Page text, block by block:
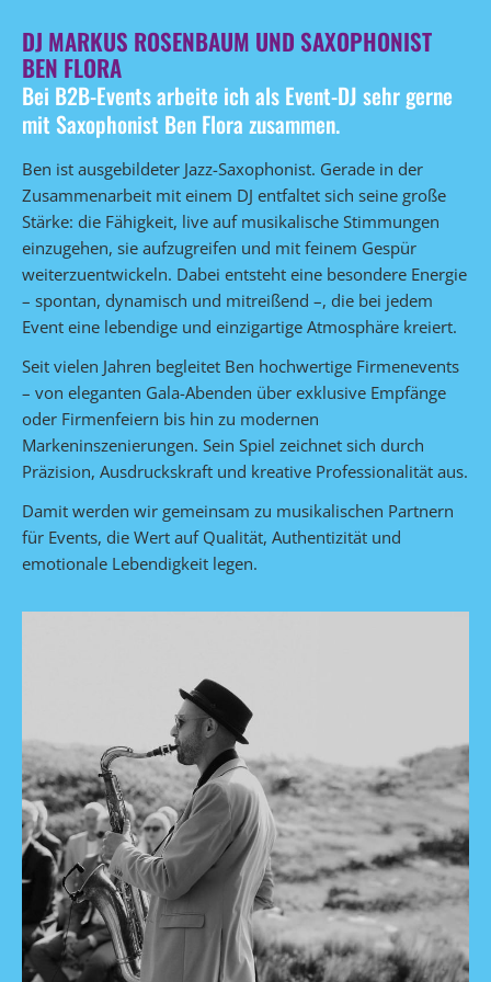
DJ MARKUS ROSENBAUM UND SAXOPHONIST
BEN FLORA
Bei B2B-Events arbeite ich als Event-DJ sehr gerne
mit Saxophonist Ben Flora zusammen.
Ben ist ausgebildeter Jazz-Saxophonist. Gerade in der
Zusammenarbeit mit einem DJ entfaltet sich seine große
Stärke: die Fähigkeit, live auf musikalische Stimmungen
einzugehen, sie aufzugreifen und mit feinem Gespür
weiterzuentwickeln. Dabei entsteht eine besondere Energie
– spontan, dynamisch und mitreißend –, die bei jedem
Event eine lebendige und einzigartige Atmosphäre kreiert.
Seit vielen Jahren begleitet Ben hochwertige Firmenevents
– von eleganten Gala-Abenden über exklusive Empfänge
oder Firmenfeiern bis hin zu modernen
Markeninszenierungen. Sein Spiel zeichnet sich durch
Präzision, Ausdruckskraft und kreative Professionalität aus.
Damit werden wir gemeinsam zu musikalischen Partnern
für Events, die Wert auf Qualität, Authentizität und
emotionale Lebendigkeit legen.